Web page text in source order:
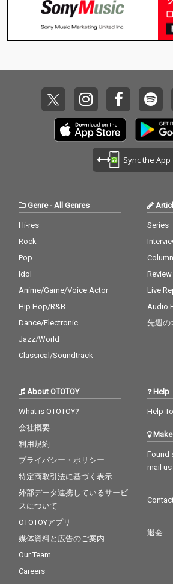
Sync the App
Genre- All Genres
Hi-res
Rock
Pop
Idol
Anime/Game/Voice Actor
Hip Hop/R&B
Dance/Electronic
Jazz/World
Classical/Soundtrack
Series
Column
Review
Live
Audio
先週の
About OTOTOY
What is OTOTOY?
会社概要
利用規約
プライバシー・ポリシー
特定商取引法に基づく表示
外部データ連携しているサービ
スについて
OTOTOYアプリ
媒体資料と広告のご案内
Our Team
Careers
Help
Help
Make
Found
mail us
退会